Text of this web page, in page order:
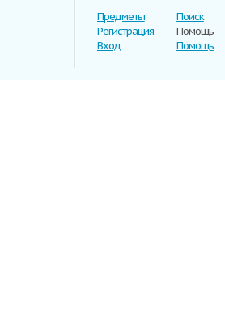
Предметы
Регистрация
Вход
Поиск
Помощь
Помощь